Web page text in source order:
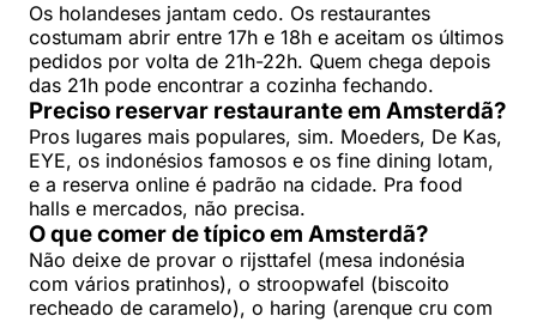
Os holandeses jantam cedo. Os restaurantes
costumam abrir entre 17h e 18h e aceitam os últimos
pedidos por volta de 21h-22h. Quem chega depois
das 21h pode encontrar a cozinha fechando.
Preciso reservar restaurante em Amsterdã?
Pros lugares mais populares, sim. Moeders, De Kas,
EYE, os indonésios famosos e os fine dining lotam,
e a reserva online é padrão na cidade. Pra food
halls e mercados, não precisa.
O que comer de típico em Amsterdã?
Não deixe de provar o rijsttafel (mesa indonésia
com vários pratinhos), o stroopwafel (biscoito
recheado de caramelo), o haring (arenque cru com